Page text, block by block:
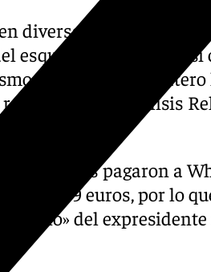
diversas sociedades
esquema delictivo», así
expuso que
remitidos por Análisis
sociedades pagaron a
423.779 euros, por lo
del expresidente